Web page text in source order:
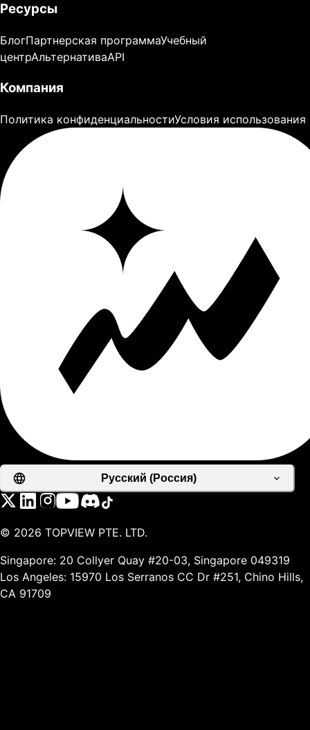
Ресурсы
БлогПартнерская программаУчебный
центрАльтернативаAPI
Компания
Политика конфиденциальностиУсловия использования
Русский (Россия)
© 2026 TOPVIEW PTE. LTD.
Singapore: 20 Collyer Quay #20-03, Singapore 049319
Los Angeles: 15970 Los Serranos CC Dr #251, Chino Hills,
CA 91709